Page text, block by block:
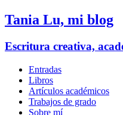
Tania Lu, mi blog
Escritura creativa,
Entradas
Libros
Artículos académicos
Trabajos de grado
Sobre mí